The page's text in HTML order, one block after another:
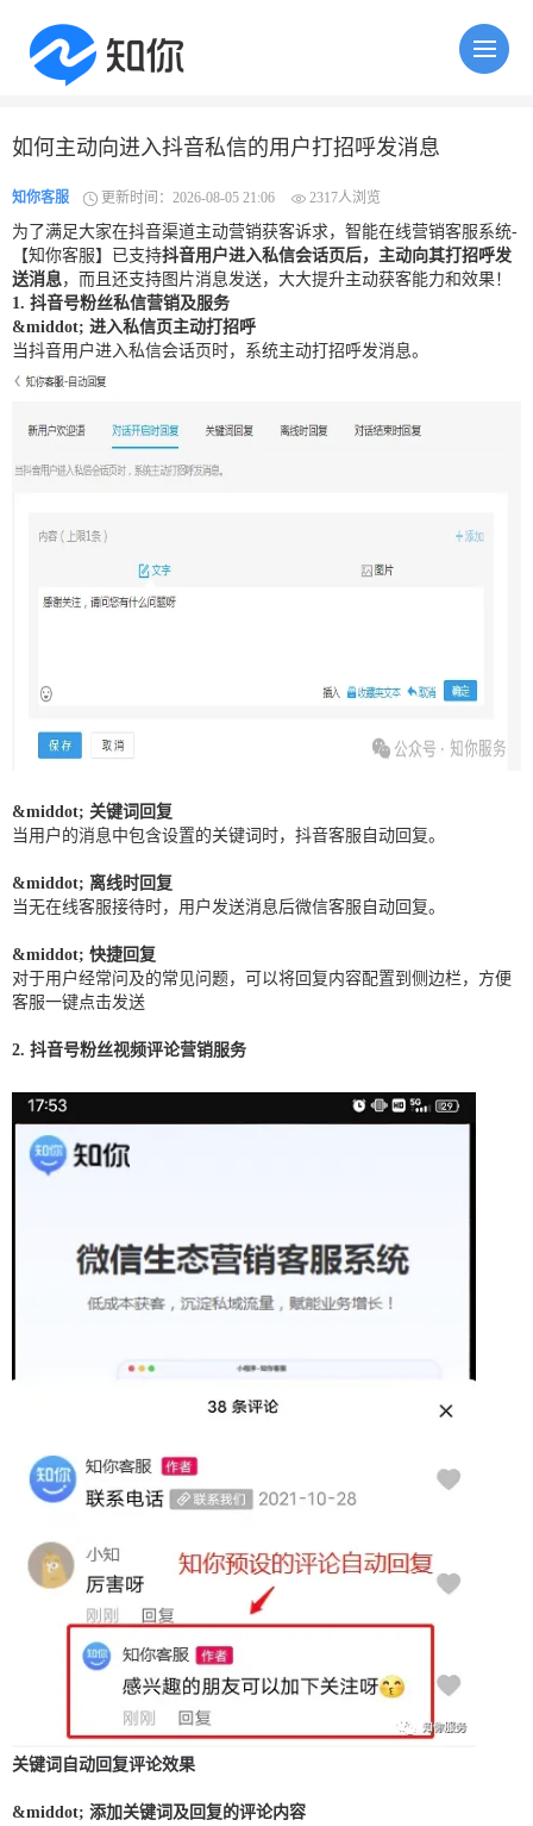
如何主动向进入抖音私信的用户打招呼发消息
知你客服 更新时间：2026-08-05 21:06 2317人浏览
为了满足大家在抖音渠道主动营销获客诉求，智能在线营销客服系统-
【知你客服】已支持抖音用户进入私信会话页后，主动向其打招呼发
送消息，而且还支持图片消息发送，大大提升主动获客能力和效果！
1. 抖音号粉丝私信营销及服务
&middot; 进入私信页主动打招呼
当抖音用户进入私信会话页时，系统主动打招呼发消息。
&middot; 关键词回复
当用户的消息中包含设置的关键词时，抖音客服自动回复。
&middot; 离线时回复
当无在线客服接待时，用户发送消息后微信客服自动回复。
&middot; 快捷回复
对于用户经常问及的常见问题，可以将回复内容配置到侧边栏，方便
客服一键点击发送
2. 抖音号粉丝视频评论营销服务
关键词自动回复评论效果
&middot; 添加关键词及回复的评论内容